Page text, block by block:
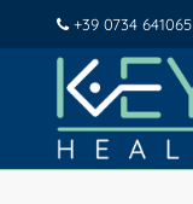
+39 0734 641065